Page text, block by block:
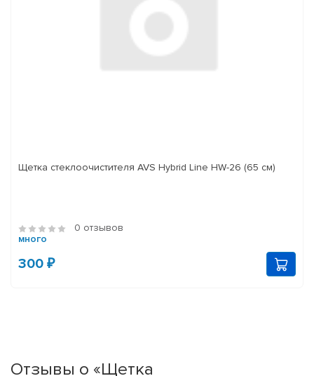
Щетка стеклоочистителя AVS Hybrid Line HW-26 (65 см)
0 отзывов
много
300 ₽
Отзывы о «Щетка